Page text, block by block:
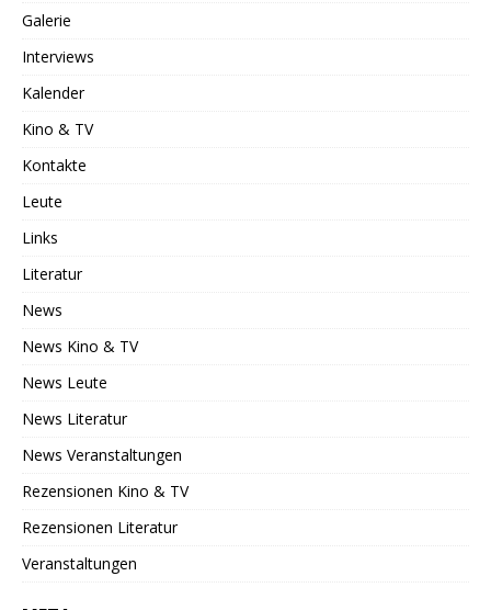
Galerie
Interviews
Kalender
Kino & TV
Kontakte
Leute
Links
Literatur
News
News Kino & TV
News Leute
News Literatur
News Veranstaltungen
Rezensionen Kino & TV
Rezensionen Literatur
Veranstaltungen